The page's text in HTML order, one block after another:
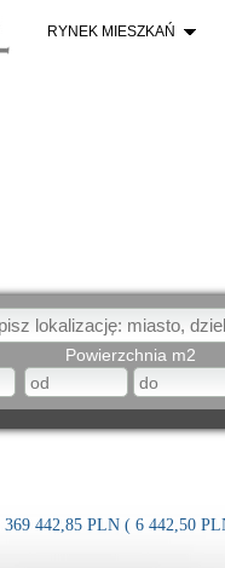
RYNEK MIESZKAŃ
Powierzchnia m2
369 442,85 PLN ( 6 442,50